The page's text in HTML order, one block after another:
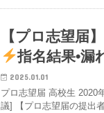
【プロ志望届
指名結果•漏
2025.01.01
プロ志望届 高校生 2020
議] 【プロ志望届の提出